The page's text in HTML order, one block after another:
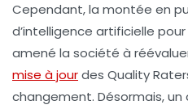
Cependant, la montée en
d’intelligence artificielle
amené la société à
mise à jourdes Quality
changement. Désormais,